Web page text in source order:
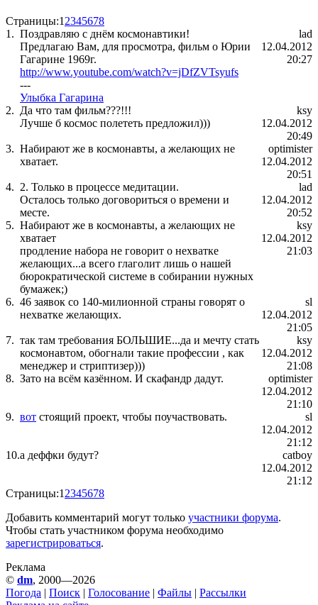
Страницы:1 2345678
1. Поздравляю с днём космонавтики!
Предлагаю Вам, для просмотра, фильм о Юрии
Гагарине 1969г.
http://www.youtube.com/watch?v=jDfZVTsyufs
---
Улыбка Гагарина
lad
12.04.2012
20:27
2. Да что там фильм???!!!
Лучше б космос полететь предложил)))
ksy
12.04.2012
20:49
3. Набирают же в космонавты, а желающих не
хватает.
optimister
12.04.2012
20:51
4. 2. Только в процессе медитации.
Осталось только договориться о времени и
месте.
lad
12.04.2012
20:52
5. Набирают же в космонавты, а желающих не
хватает
продление набора не говорит о нехватке
желающих...а всего глаголит лишь о нашей
бюрократической системе в собирании нужных
бумажек;)
ksy
12.04.2012
21:03
6. 46 заявок со 140-милионной страны говорят о
нехватке желающих.
sl
12.04.2012
21:05
7. так там требования БОЛЬШИЕ...да и мечту стать
космонавтом, обогнали такие профессии , как
менеджер и стриптизер)))
ksy
12.04.2012
21:08
8. Зато на всём казённом. И скафандр дадут.
optimister
12.04.2012
21:10
9. вот стоящий проект, чтобы поучаствовать.
sl
12.04.2012
21:12
10.а деффки будут?
catboy
12.04.2012
21:12
Страницы:1 2345678
Добавить комментарий могут только участники форума.
Чтобы стать участником форума необходимо
зарегистрироваться.
Реклама
© dm, 2000—2026
Погода | Поиск | Голосование | Файлы | Рассылки